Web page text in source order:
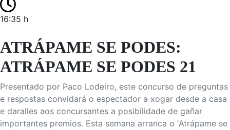
16:35 h
ATRÁPAME SE PODES:
ATRÁPAME SE PODES 21
Presentado por Paco Lodeiro, este concurso de preguntas
e respostas convidará o espectador a xogar desde a casa
e daralles aos concursantes a posibilidade de gañar
importantes premios. Esta semana arranca o 'Atrápame se